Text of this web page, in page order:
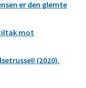
er den glemte
mot
(2020).